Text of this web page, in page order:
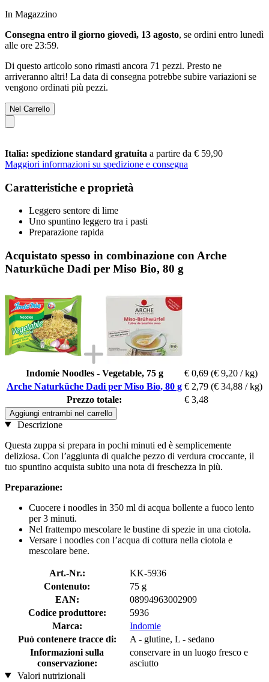
In Magazzino
Consegna entro il giorno giovedì, 13 agosto, se ordini entro lunedì
alle ore 23:59.
Di questo articolo sono rimasti ancora 71 pezzi. Presto ne
arriveranno altri! La data di consegna potrebbe subire variazioni se
vengono ordinati più pezzi.
Nel Carrello
Italia: spedizione standard gratuita a partire da € 59,90
Maggiori informazioni su spedizione e consegna
Caratteristiche e proprietà
Leggero sentore di lime
Uno spuntino leggero tra i pasti
Preparazione rapida
Acquistato spesso in combinazione con Arche
Naturküche Dadi per Miso Bio, 80 g
Indomie Noodles - Vegetable, 75 g € 0,69 (€ 9,20 / kg)
Arche Naturküche Dadi per Miso Bio, 80 g € 2,79 (€ 34,88 / kg)
Prezzo totale:
€ 3,48
Aggiungi entrambi nel carrello
Descrizione
Questa zuppa si prepara in pochi minuti ed è semplicemente
deliziosa. Con l’aggiunta di qualche pezzo di verdura croccante, il
tuo spuntino acquista subito una nota di freschezza in più.
Preparazione:
Cuocere i noodles in 350 ml di acqua bollente a fuoco lento
per 3 minuti.
Nel frattempo mescolare le bustine di spezie in una ciotola.
Versare i noodles con l’acqua di cottura nella ciotola e
mescolare bene.
Art.-Nr.:
KK-5936
Contenuto:
75 g
EAN:
08994963002909
Codice produttore:
5936
Marca:
Indomie
Può contenere tracce di:
A - glutine, L - sedano
Informazioni sulla
conservazione:
conservare in un luogo fresco e
asciutto
Valori nutrizionali